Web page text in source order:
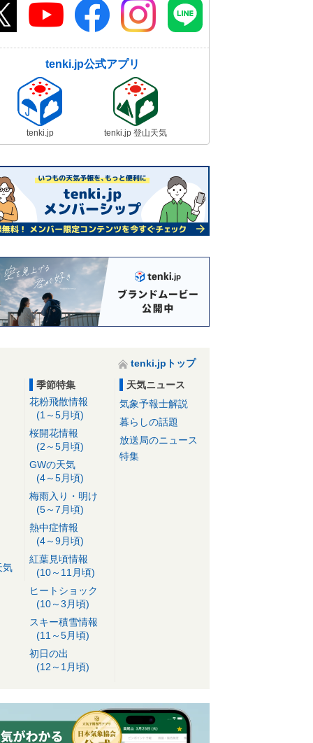
tenki.jp公式アプリ
tenki.jp tenki.jp 登山天気
tenki.jpトップ
気
季節特集
花粉飛散情報
(1～5月頃)
桜開花情報
(2～5月頃)
GWの天気
(4～5月頃)
梅雨入り・明け
(5～7月頃)
熱中症情報
(4～9月頃)
紅葉見頃情報
(10～11月頃)
ヒートショック
(10～3月頃)
スキー積雪情報
(11～5月頃)
初日の出
(12～1月頃)
天気ニュース
気象予報士解説
暮らしの話題
放送局のニュース
特集